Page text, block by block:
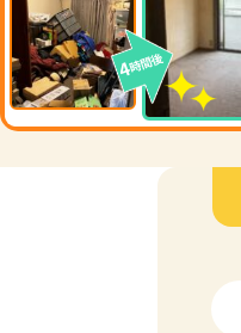
4時間後